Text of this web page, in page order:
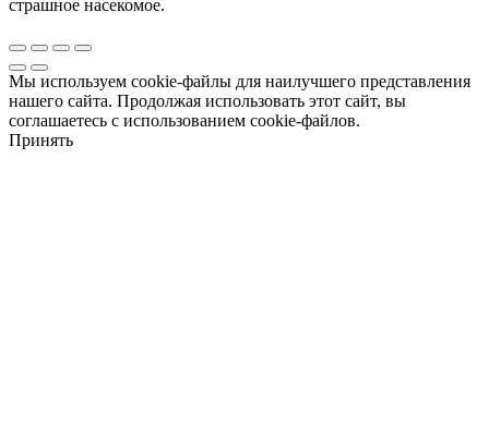
страшное насекомое.
Мы используем cookie-файлы для наилучшего представления
нашего сайта. Продолжая использовать этот сайт, вы
соглашаетесь с использованием cookie-файлов.
Принять